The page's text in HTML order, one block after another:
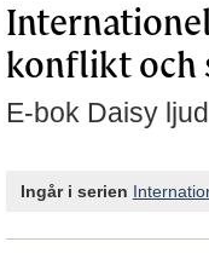
konflikt och
E-bok Daisy ljud
Ingår i serien